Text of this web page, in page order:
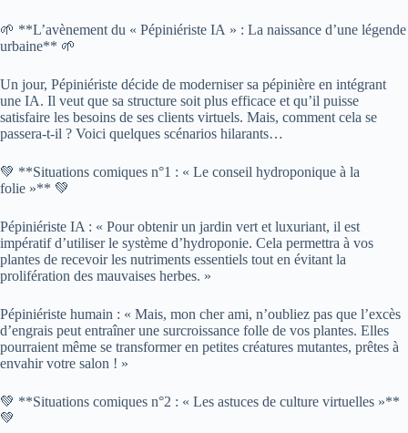
🌱 **L’avènement du « Pépiniériste IA » : La naissance d’une légende
urbaine** 🌱
Un jour, Pépiniériste décide de moderniser sa pépinière en intégrant
une IA. Il veut que sa structure soit plus efficace et qu’il puisse
satisfaire les besoins de ses clients virtuels. Mais, comment cela se
passera-t-il ? Voici quelques scénarios hilarants…
💚 **Situations comiques n°1 : « Le conseil hydroponique à la
folie »** 💚
Pépiniériste IA : « Pour obtenir un jardin vert et luxuriant, il est
impératif d’utiliser le système d’hydroponie. Cela permettra à vos
plantes de recevoir les nutriments essentiels tout en évitant la
prolifération des mauvaises herbes. »
Pépiniériste humain : « Mais, mon cher ami, n’oubliez pas que l’excès
d’engrais peut entraîner une surcroissance folle de vos plantes. Elles
pourraient même se transformer en petites créatures mutantes, prêtes à
envahir votre salon ! »
💚 **Situations comiques n°2 : « Les astuces de culture virtuelles »**
💚